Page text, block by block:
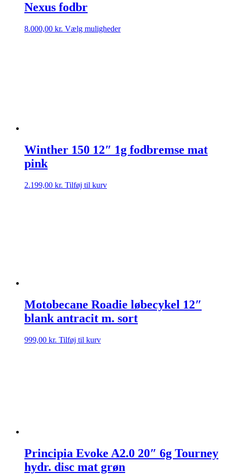
Nexus fodbr
8.000,00 kr. Vælg mulighederDette
Winther 150 12″ 1g fodbremse mat
pink
2.199,00 kr. Tilføj til kurv
Motobecane Roadie løbecykel 12″
blank antracit m. sort
999,00 kr. Tilføj til kurv
Principia Evoke A2.0 20″ 6g Tourney
hydr. disc mat grøn